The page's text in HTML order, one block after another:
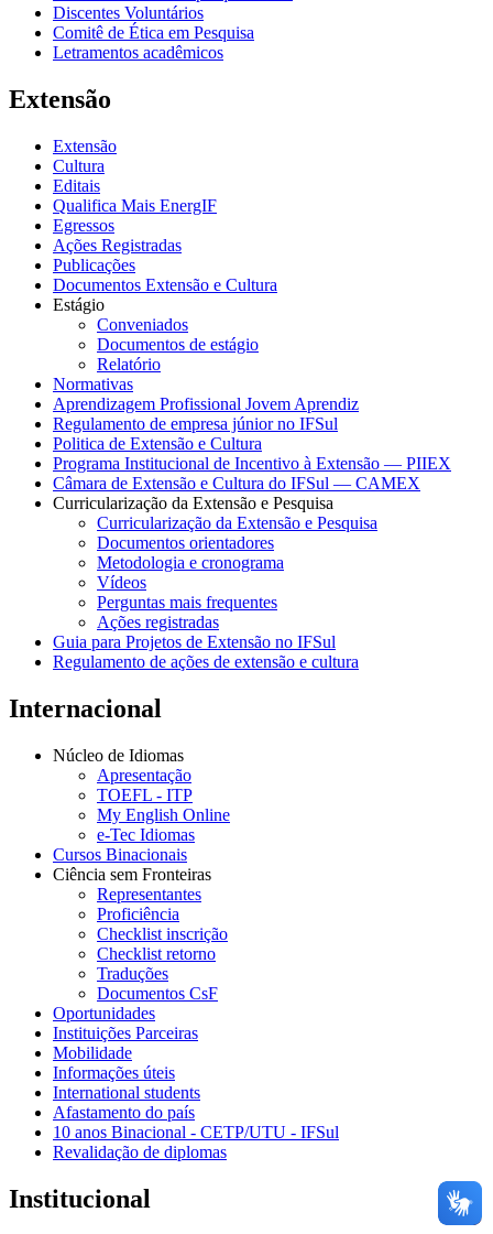
Discentes Voluntários
Comitê de Ética em Pesquisa
Letramentos acadêmicos
Extensão
Extensão
Cultura
Editais
Qualifica Mais EnergIF
Egressos
Ações Registradas
Publicações
Documentos Extensão e Cultura
Estágio
Conveniados
Documentos de estágio
Relatório
Normativas
Aprendizagem Profissional Jovem Aprendiz
Regulamento de empresa júnior no IFSul
Politica de Extensão e Cultura
Programa Institucional de Incentivo à Extensão — PIIEX
Câmara de Extensão e Cultura do IFSul — CAMEX
Curricularização da Extensão e Pesquisa
Curricularização da Extensão e Pesquisa
Documentos orientadores
Metodologia e cronograma
Vídeos
Perguntas mais frequentes
Ações registradas
Guia para Projetos de Extensão no IFSul
Regulamento de ações de extensão e cultura
Internacional
Núcleo de Idiomas
Apresentação
TOEFL - ITP
My English Online
e-Tec Idiomas
Cursos Binacionais
Ciência sem Fronteiras
Representantes
Proficiência
Checklist inscrição
Checklist retorno
Traduções
Documentos CsF
Oportunidades
Instituições Parceiras
Mobilidade
Informações úteis
International students
Afastamento do país
10 anos Binacional - CETP/UTU - IFSul
Revalidação de diplomas
Institucional